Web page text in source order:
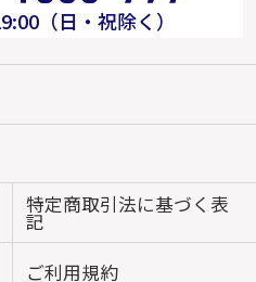
（日・祝除く）
特定商取引法に基づく表
記
ご利用規約